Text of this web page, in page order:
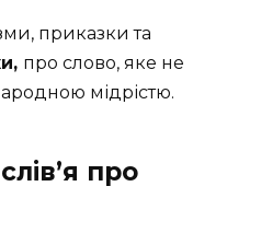
приказки та
про слово, яке не
мідрістю.
про